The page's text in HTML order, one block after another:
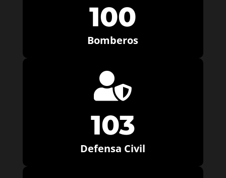
100
Bomberos

103
Defensa Civil